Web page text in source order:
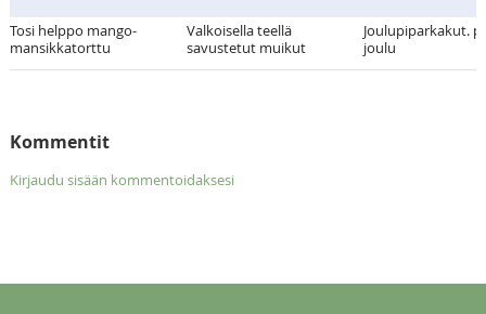
Tosi helppo mango-
mansikkatorttu
Valkoisella teellä
savustetut muikut
Joulupiparkakut.
joulu
Kommentit
Kirjaudu sisään kommentoidaksesi